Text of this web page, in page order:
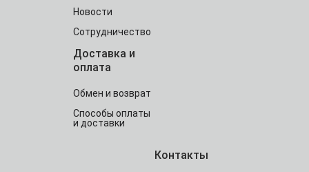
Новости
Сотрудничество
Доставка и
оплата
Обмен и возврат
Способы оплаты
и доставки
Контакты